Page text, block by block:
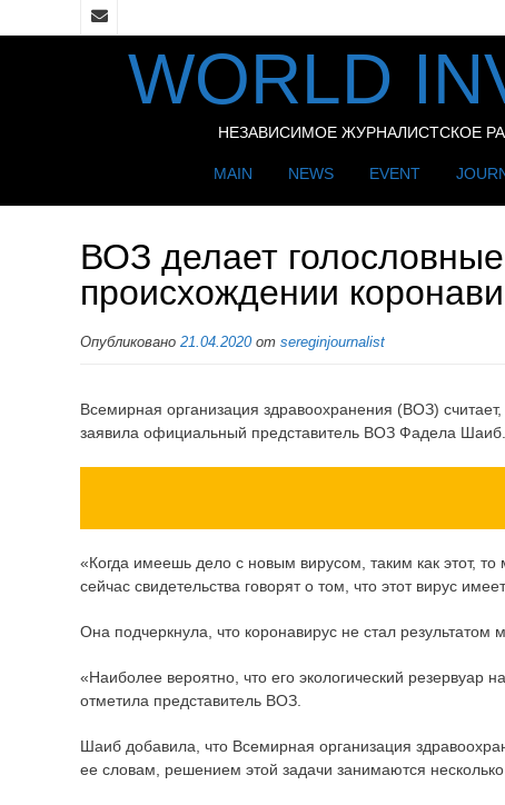
WORLD
НЕЗАВИСИМОЕ ЖУРНАЛИСТСКОЕ
MAIN NEWS EVENT
ВОЗ делает
происхождении
Опубликовано 21.04.2020 от sereginjournalist
Всемирная организация здравоохранения (ВОЗ)
заявила официальный представитель ВОЗ Фадела Шаиб.
«Когда имеешь дело с новым вирусом, таким как этот,
сейчас свидетельства говорят о том, что этот вирус
Она подчеркнула, что коронавирус не стал
«Наиболее вероятно, что его экологический
отметила представитель ВОЗ.
Шаиб добавила, что Всемирная организация
ее словам, решением этой задачи занимаются несколько